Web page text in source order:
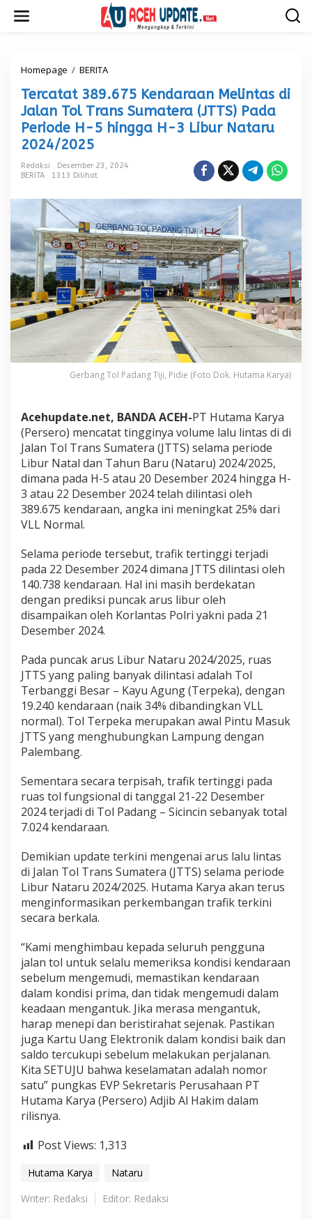
Homepage / BERITA
r
c
a
t
3
6
7
5
K
e
n
d
a
a
a
n
M
n
t
a
s
d
i
J
a
T
o
l
T
r
a
S
u
m
t
e
r
T
T
S
P
d
a
P
e
r
d
e
H
-
5
h
i
n
g
a
H
-
b
a
Tercatat 389.675 Kendaraan Melintas di
Jalan Tol Trans Sumatera (JTTS) Pada
Periode H-5 hingga H-3 Libur Nataru
2024/2025
Redaksi
Desember 23, 2024
BERITA
1313 Dilihat
Gerbang Tol Padang Tiji, Pidie (Foto Dok. Hutama Karya)
Acehupdate.net, BANDA ACEH-PT Hutama Karya
(Persero) mencatat tingginya volume lalu lintas di di
Jalan Tol Trans Sumatera (JTTS) selama periode
Libur Natal dan Tahun Baru (Nataru) 2024/2025,
dimana pada H-5 atau 20 Desember 2024 hingga H-
3 atau 22 Desember 2024 telah dilintasi oleh
389.675 kendaraan, angka ini meningkat 25% dari
VLL Normal.
Selama periode tersebut, trafik tertinggi terjadi
pada 22 Desember 2024 dimana JTTS dilintasi oleh
140.738 kendaraan. Hal ini masih berdekatan
dengan prediksi puncak arus libur oleh
disampaikan oleh Korlantas Polri yakni pada 21
Desember 2024.
Pada puncak arus Libur Nataru 2024/2025, ruas
JTTS yang paling banyak dilintasi adalah Tol
Terbanggi Besar – Kayu Agung (Terpeka), dengan
19.240 kendaraan (naik 34% dibandingkan VLL
normal). Tol Terpeka merupakan awal Pintu Masuk
JTTS yang menghubungkan Lampung dengan
Palembang.
Sementara secara terpisah, trafik tertinggi pada
ruas tol fungsional di tanggal 21-22 Desember
2024 terjadi di Tol Padang – Sicincin sebanyak total
7.024 kendaraan.
Demikian update terkini mengenai arus lalu lintas
di Jalan Tol Trans Sumatera (JTTS) selama periode
Libur Nataru 2024/2025. Hutama Karya akan terus
menginformasikan perkembangan trafik terkini
secara berkala.
“Kami menghimbau kepada seluruh pengguna
jalan tol untuk selalu memeriksa kondisi kendaraan
sebelum mengemudi, memastikan kendaraan
dalam kondisi prima, dan tidak mengemudi dalam
keadaan mengantuk. Jika merasa mengantuk,
harap menepi dan beristirahat sejenak. Pastikan
juga Kartu Uang Elektronik dalam kondisi baik dan
saldo tercukupi sebelum melakukan perjalanan.
Kita SETUJU bahwa keselamatan adalah nomor
satu” pungkas EVP Sekretaris Perusahaan PT
Hutama Karya (Persero) Adjib Al Hakim dalam
rilisnya.
Post Views: 1,313
Hutama Karya
Nataru
Writer: Redaksi
Editor: Redaksi